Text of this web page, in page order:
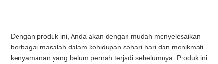
Dengan produk ini, Anda akan dengan mudah menyelesaikan
berbagai masalah dalam kehidupan sehari-hari dan menikmati
kenyamanan yang belum pernah terjadi sebelumnya. Produk ini